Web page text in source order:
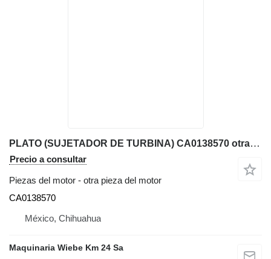
PLATO (SUJETADOR DE TURBINA) CA0138570 otra pieza del motor para Komatsu WB140-2 retroexcavadora
Precio a consultar
Piezas del motor - otra pieza del motor
CA0138570
México, Chihuahua
Maquinaria Wiebe Km 24 Sa